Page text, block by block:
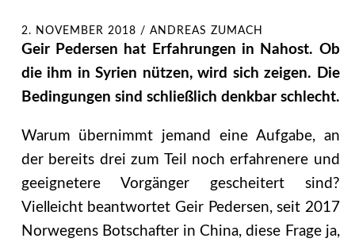
2. NOVEMBER 2018 / ANDREAS ZUMACH
Geir Pedersen hat Erfahrungen in Nahost. Ob
die ihm in Syrien nützen, wird sich zeigen. Die
Bedingungen sind schließlich denkbar schlecht.
Warum übernimmt jemand eine Aufgabe, an
der bereits drei zum Teil noch erfahrenere und
geeignetere Vorgänger gescheitert sind?
Vielleicht beantwortet Geir Pedersen, seit 2017
Norwegens Botschafter in China, diese Frage ja,